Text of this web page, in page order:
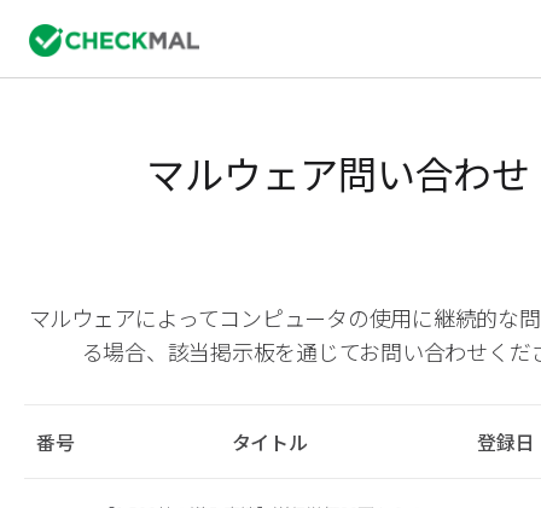
マルウェア問い合わせ
マルウェアによってコンピュータの使用に継続的な
る場合、該当掲示板を通じてお問い合わせくだ
番号 タイトル 登録日